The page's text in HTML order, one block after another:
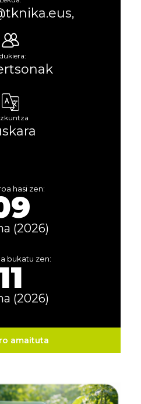
hasi zen:
(2026)
bukatu zen:
(2026)
amaituta